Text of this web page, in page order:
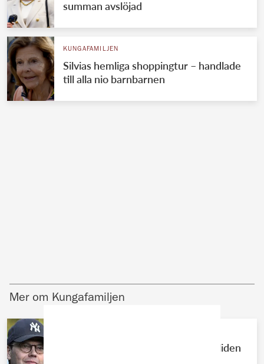
summan avslöjad
KUNGAFAMILJEN
Silvias hemliga shoppingtur – handlade
till alla nio barnbarnen
Mer om Kungafamiljen
Prins Daniels tunga besked på Solliden